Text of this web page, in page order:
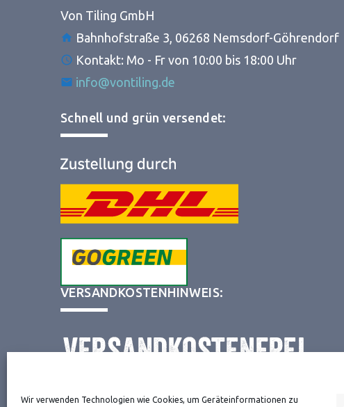
Wir verwenden Technologien wie Cookies, um Geräteinformationen zu
Von Tiling GmbH
Bahnhofstraße 3, 06268 Nemsdorf-Göhrendorf
Kontakt: Mo - Fr von 10:00 bis 18:00 Uhr
info@vontiling.de
Schnell und grün versendet:
VERSANDKOSTENHINWEIS: